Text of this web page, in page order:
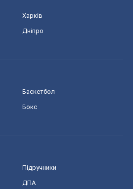
Харків
Дніпро
Баскетбол
Бокс
Підручники
ДПА